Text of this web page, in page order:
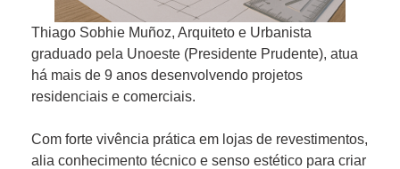
Thiago Sobhie Muñoz, Arquiteto e Urbanista
graduado pela Unoeste (Presidente Prudente), atua
há mais de 9 anos desenvolvendo projetos
residenciais e comerciais.
Com forte vivência prática em lojas de revestimentos,
alia conhecimento técnico e senso estético para criar